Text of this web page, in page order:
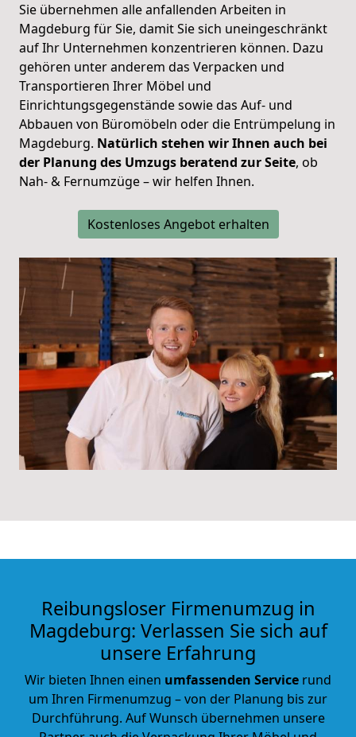
Sie übernehmen alle anfallenden Arbeiten in
Magdeburg für Sie, damit Sie sich uneingeschränkt
auf Ihr Unternehmen konzentrieren können. Dazu
gehören unter anderem das Verpacken und
Transportieren Ihrer Möbel und
Einrichtungsgegenstände sowie das Auf- und
Abbauen von Büromöbeln oder die Entrümpelung in
Magdeburg. Natürlich stehen wir Ihnen auch bei
der Planung des Umzugs beratend zur Seite, ob
Nah- & Fernumzüge – wir helfen Ihnen.
Kostenloses Angebot erhalten
Reibungsloser Firmenumzug in
Magdeburg: Verlassen Sie sich auf
unsere Erfahrung
Wir bieten Ihnen einen umfassenden Service rund
um Ihren Firmenumzug – von der Planung bis zur
Durchführung. Auf Wunsch übernehmen unsere